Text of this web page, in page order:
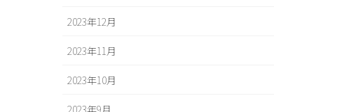
2023年12月
2023年11月
2023年10月
2023年9月